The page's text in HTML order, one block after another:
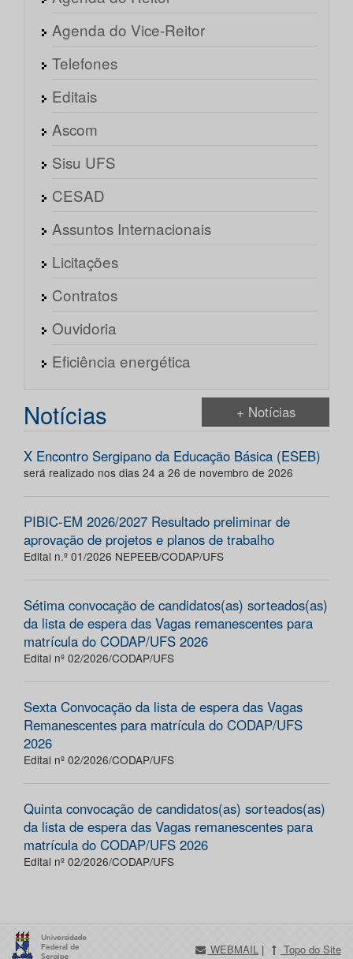
Agenda do Vice-Reitor
Telefones
Editais
Ascom
Sisu UFS
CESAD
Assuntos Internacionais
Licitações
Contratos
Ouvidoria
Eficiência energética
Notícias + Notícias
X Encontro Sergipano da Educação Básica (ESEB)
será realizado nos dias 24 a 26 de novembro de 2026
PIBIC-EM 2026/2027 Resultado preliminar de
aprovação de projetos e planos de trabalho
Edital n.º 01/2026 NEPEEB/CODAP/UFS
Sétima convocação de candidatos(as) sorteados(as)
da lista de espera das Vagas remanescentes para
matrícula do CODAP/UFS 2026
Edital nº 02/2026/CODAP/UFS
Sexta Convocação da lista de espera das Vagas
Remanescentes para matrícula do CODAP/UFS
2026
Edital nº 02/2026/CODAP/UFS
Quinta convocação de candidatos(as) sorteados(as)
da lista de espera das Vagas remanescentes para
matrícula do CODAP/UFS 2026
Edital nº 02/2026/CODAP/UFS
WEBMAIL | Topo do Site